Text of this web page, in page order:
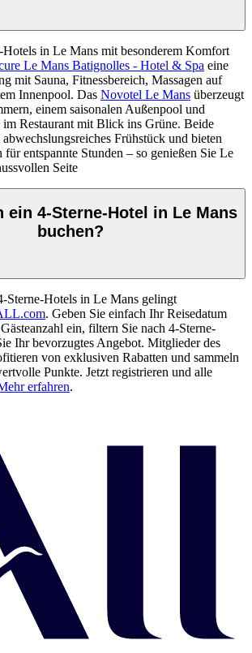
Hotels in Le Mans mit besonderem Komfort
Le Mans Batignolles - Hotel & Spa eine
mit Sauna, Fitnessbereich, Massagen auf
Innenpool. Das Novotel Le Mans überzeugt
einem saisonalen Außenpool und
Restaurant mit Blick ins Grüne. Beide
Frühstück und bieten
für entspannte Stunden – so genießen Sie Le
Seite
ein 4-Sterne-Hotel in Le Mans
buchen?
Sterne-Hotels in Le Mans gelingt
. Geben Sie einfach Ihr Reisedatum
ein, filtern Sie nach 4-Sterne-
Ihr bevorzugtes Angebot. Mitglieder des
von exklusiven Rabatten und sammeln
Punkte. Jetzt registrieren und alle
erfahren.